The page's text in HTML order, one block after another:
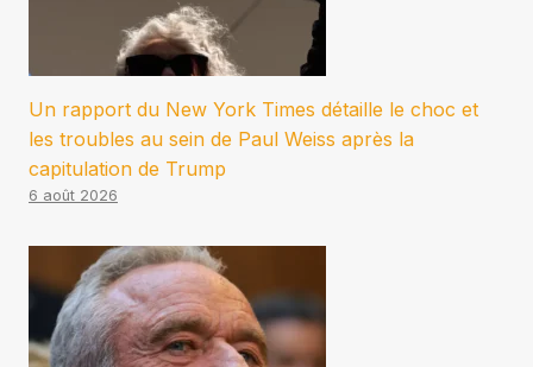
Un rapport du New York Times détaille le choc et
les troubles au sein de Paul Weiss après la
capitulation de Trump
6 août 2026